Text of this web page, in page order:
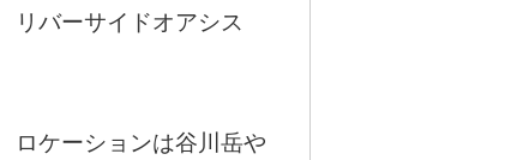
リバーサイドオアシス
ロケーションは谷川岳や